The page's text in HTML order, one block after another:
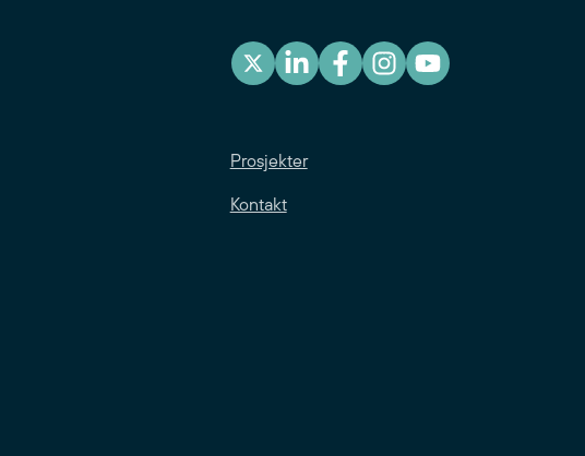
Prosjekter
Kontakt